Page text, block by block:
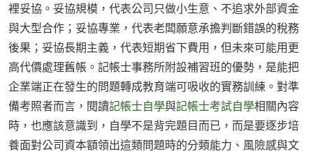
裡妥協。妥協規模，代表公司只做小生意、不追求外部資金
與大型合作；妥協專業，代表老闆願意承擔判斷錯誤的稅務
後果；妥協長期主義，代表短期省下費用，但未來可能用更
高代價處理舊帳。記帳士事務所附設補習班的優勢，是能把
企業端正在發生的問題轉成教育端可吸收的實務訓練。對準
備考照者而言，閱讀記帳士自學與記帳士考試自學相關內容
時，也應該意識到，自學不是背完題目而已，而是要逐步培
養面對公司資本額領出這類問題時的分類能力、風險感與文